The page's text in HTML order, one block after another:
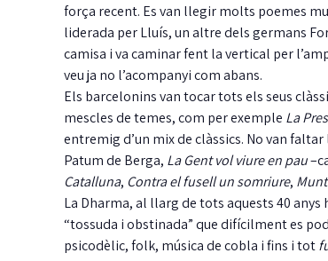
força recent. Es van llegir molts poemes
liderada per Lluís, un altre dels germans
camisa i va caminar fent la vertical per
veu ja no l’acompanyi com abans.
Els barcelonins van tocar tots els seus
mescles de temes, com per exemple La
entremig d’un mix de clàssics. No van faltar
Patum de Berga, La Gent vol viure en pau
Catalluna, Contra el fusell un somriure,
La Dharma, al llarg de tots aquests 40
“tossuda i obstinada” que difícilment es
psicodèlic, folk, música de cobla i fins i tot